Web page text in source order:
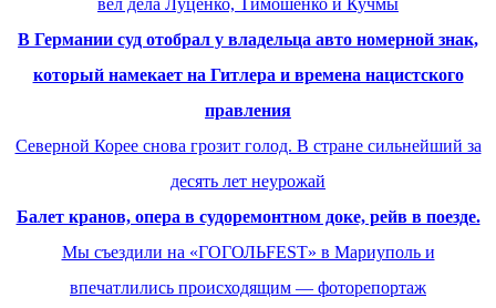
вел дела Луценко, Тимошенко и Кучмы
В Германии суд отобрал у владельца авто номерной знак,
который намекает на Гитлера и времена нацистского
правления
Северной Корее снова грозит голод. В стране сильнейший за
десять лет неурожай
Балет кранов, опера в судоремонтном доке, рейв в поезде.
Мы съездили на «ГОГОЛЬFEST» в Мариуполь и
впечатлились происходящим — фоторепортаж